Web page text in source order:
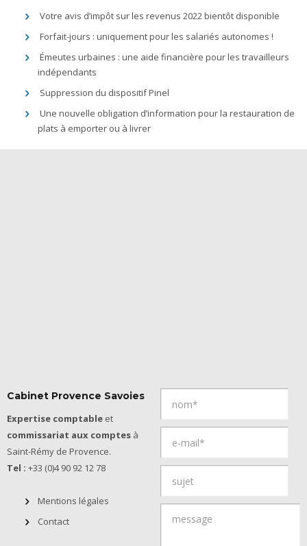
Votre avis d’impôt sur les revenus 2022 bientôt disponible
Forfait-jours : uniquement pour les salariés autonomes !
Émeutes urbaines : une aide financière pour les travailleurs
indépendants
Suppression du dispositif Pinel
Une nouvelle obligation d’information pour la restauration de
plats à emporter ou à livrer
Cabinet Provence Savoies
Expertise comptable et
commissariat aux comptes à
Saint-Rémy de Provence.
Tel : +33 (0)4 90 92 12 78
Mentions légales
Contact